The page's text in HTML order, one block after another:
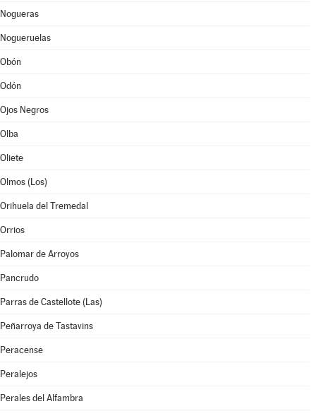
Nogueras
Nogueruelas
Obón
Odón
Ojos Negros
Olba
Oliete
Olmos (Los)
Orihuela del Tremedal
Orrios
Palomar de Arroyos
Pancrudo
Parras de Castellote (Las)
Peñarroya de Tastavins
Peracense
Peralejos
Perales del Alfambra